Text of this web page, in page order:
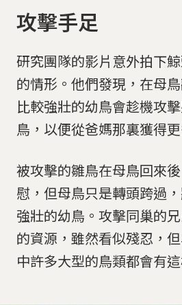
攻擊手足
研究團隊的影片意外拍下
的情形。他們發現，在母
比較強壯的幼鳥會趁機攻
鳥，以便從爸媽那裏獲得
被攻擊的雛鳥在母鳥回來
慰，但母鳥只是轉頭跨過
強壯的幼鳥。攻擊同巢的
的資源，雖然看似殘忍，
中許多大型的鳥類都會有